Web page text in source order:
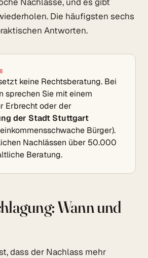
Die häufigsten sechs
Antworten.
keine Rechtsberatung. Bei
sprechen Sie mit einem
Erbrecht oder der
der Stadt Stuttgart
Bürger).
Nachlässen über 50.000
Beratung.
Wann und
dass der Nachlass mehr